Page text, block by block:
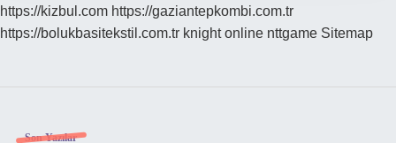
https://kizbul.com https://gaziantepkombi.com.tr
https://bolukbasitekstil.com.tr knight online nttgame Sitemap
Son Yazılar